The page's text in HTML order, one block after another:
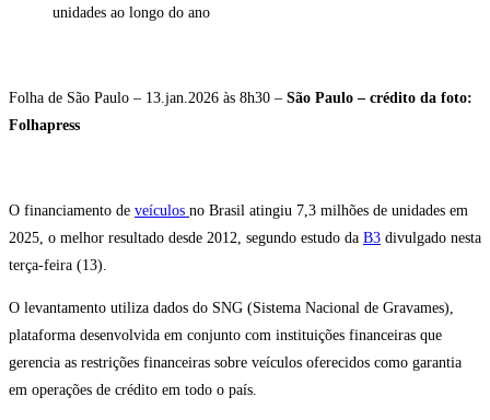
unidades ao longo do ano
Folha de São Paulo – 13.jan.2026 às 8h30 – São Paulo – crédito da foto:
Folhapress
O financiamento de veículos no Brasil atingiu 7,3 milhões de unidades em
2025, o melhor resultado desde 2012, segundo estudo da B3 divulgado nesta
terça-feira (13).
O levantamento utiliza dados do SNG (Sistema Nacional de Gravames),
plataforma desenvolvida em conjunto com instituições financeiras que
gerencia as restrições financeiras sobre veículos oferecidos como garantia
em operações de crédito em todo o país.